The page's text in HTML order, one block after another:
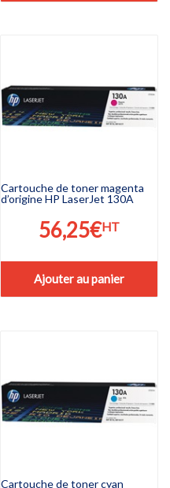
Cartouche de toner magenta
d’origine HP LaserJet 130A
56,25€HT
Ajouter au panier
Cartouche de toner cyan